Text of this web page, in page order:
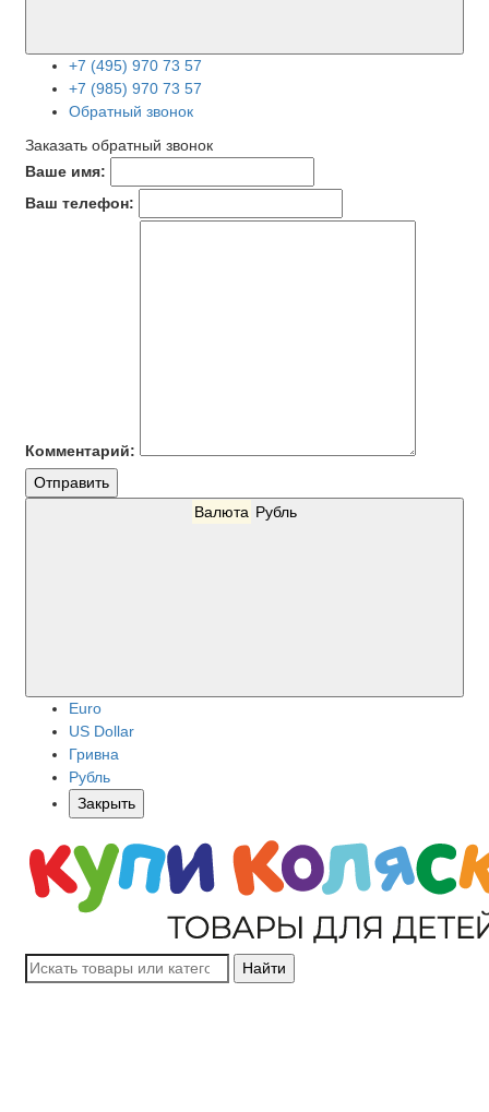
+7 (495) 970 73 57
+7 (985) 970 73 57
Обратный звонок
Заказать обратный звонок
Ваше имя:
Ваш телефон:
Комментарий:
Отправить
Валюта Рубль
Euro
US Dollar
Гривна
Рубль
Закрыть
Найти